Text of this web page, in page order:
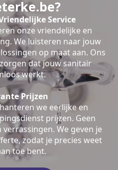
Service
onze vriendelijke en
We luisteren naar jouw
op maat aan. Ons
dat jouw sanitair
werkt.
Prijzen
we eerlijke en
prijzen. Geen
We geven je
zodat je precies weet
toe bent.